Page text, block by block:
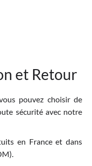
et Retour
pouvez choisir de
sécurité avec notre
en France et dans